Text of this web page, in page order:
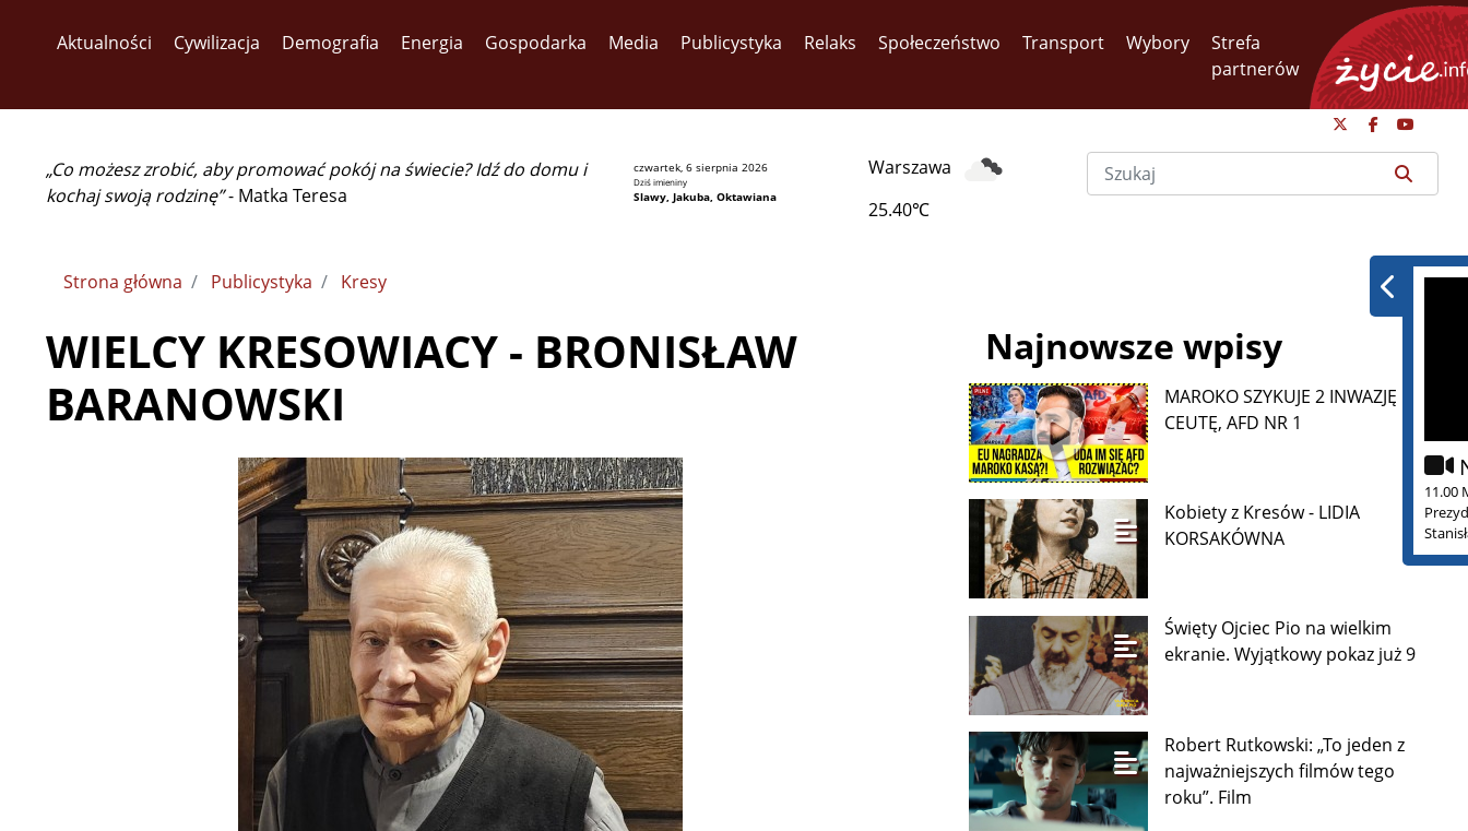
Aktualności Cywilizacja Demografia Energia Gospodarka Media Publicystyka Relaks Społeczeństwo Transport Wybory
Strefa
partnerów
„Co możesz zrobić, aby promować pokój na świecie? Idź do domu i
kochaj swoją rodzinę”- Matka Teresa
czwartek, 6 sierpnia 2026
Dziś imieniny
Slawy, Jakuba, Oktawiana
Warszawa
25.40℃
11.00
Strona główna Publicystyka Kresy
WIELCY KRESOWIACY - BRONISŁAW
BARANOWSKI
Najnowsze wpisy
MAROKO SZYKUJE 2 INWAZJĘ NA
CEUTĘ, AFD NR 1
Kobiety z Kresów - LIDIA
KORSAKÓWNA
Święty Ojciec Pio na wielkim
ekranie. Wyjątkowy pokaz już 9
Robert Rutkowski: „To jeden z
najważniejszych filmów tego
roku”. Film